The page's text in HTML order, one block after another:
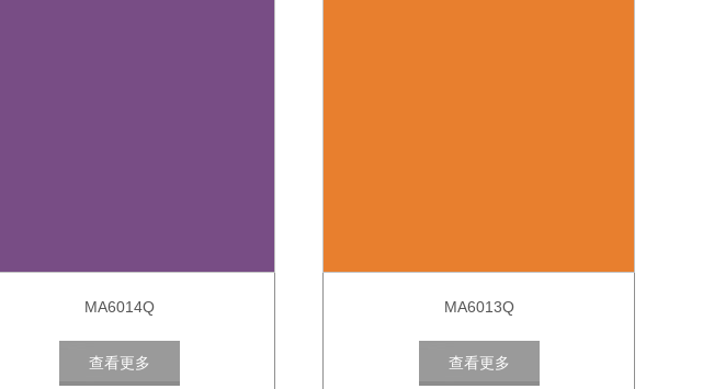
MA6014Q
查看更多
MA6013Q
查看更多